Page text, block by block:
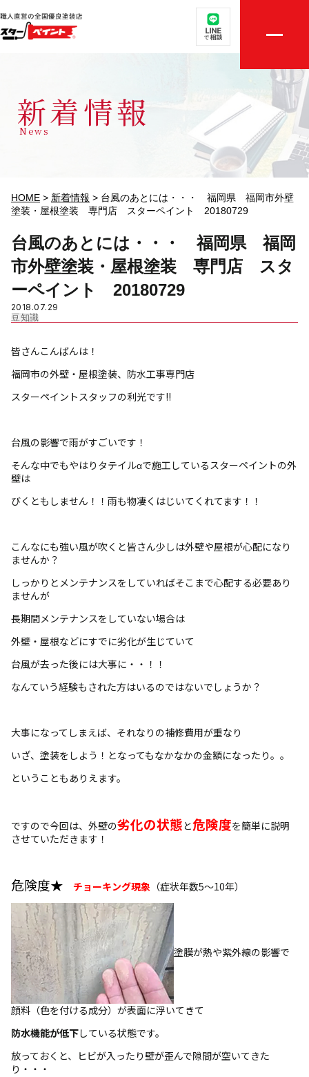
取扱メニュー
選ばれる理由
初めての方へ
ご相談・お見積り依頼
雨漏り診断
カラーシミュレーション
運営会社
新着情報
News
HOME > 新着情報 > 台風のあとには・・・ 福岡県 福岡市外壁
塗装・屋根塗装 専門店 スターペイント 20180729
台風のあとには・・・ 福岡県 福岡
市外壁塗装・屋根塗装 専門店 スタ
ーペイント 20180729
2018.07.29
豆知識
皆さんこんばんは！
福岡市の外壁・屋根塗装、防水工事専門店
スターペイントスタッフの利光です!!
台風の影響で雨がすごいです！
そんな中でもやはりタテイルαで施工しているスターペイントの外
壁は
びくともしません！！雨も物凄くはじいてくれてます！！
こんなにも強い風が吹くと皆さん少しは外壁や屋根が心配になり
ませんか？
しっかりとメンテナンスをしていればそこまで心配する必要あり
ませんが
長期間メンテナンスをしていない場合は
外壁・屋根などにすでに劣化が生じていて
台風が去った後には大事に・・！！
なんていう経験もされた方はいるのではないでしょうか？
大事になってしまえば、それなりの補修費用が重なり
いざ、塗装をしよう！となってもなかなかの金額になったり。。
ということもありえます。
ですので今回は、外壁の劣化の状態と危険度を簡単に説明
させていただきます！
危険度★ チョーキング現象 （症状年数5～10年）
塗膜が熱や紫外線の影響で
顔料（色を付ける成分）が表面に浮いてきて
防水機能が低下している状態です。
放っておくと、ヒビが入ったり壁が歪んで隙間が空いてきた
り・・・